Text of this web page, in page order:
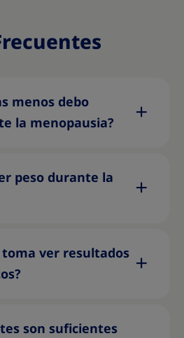
menos debo
la menopausia?
peso durante la
ver resultados
son suficientes